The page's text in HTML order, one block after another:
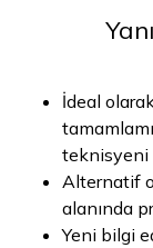
İdeal
teknisyeni
Alternatif
alanında
Yeni bilgi